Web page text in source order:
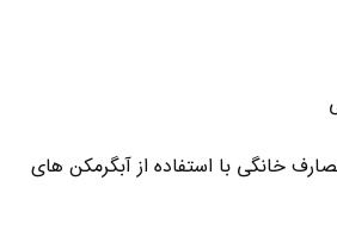
خانگی با استفاده از آبگرمکن‌ های